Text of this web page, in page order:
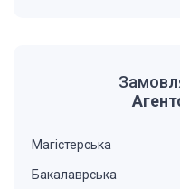
Магістерська
Бакалаврська